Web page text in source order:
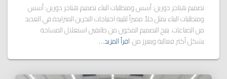
تصميم هناجر دورين: أسس ومتطلبات البناء تصميم هناجر دورين: أسس
ومتطلبات البناء يمثل حلاً مميزاً لتلبية احتياجات التخزين المتزايدة في العديد
من الصناعات. يتيح التصميم المكون من طابقين استغلال المساحة
بشكل أكثر فعالية ويعزز من اقرأ المزيد…